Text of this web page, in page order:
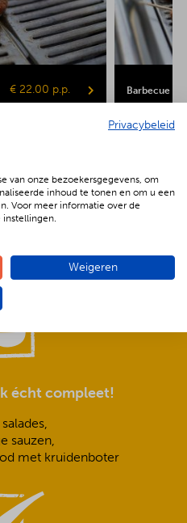
€ 22.00 p.p. Barbecue
Gepofte
BBQenzo.nl
écht compleet!
sauzen,
met kruidenboter
Privacybeleid
van onze bezoekersgegevens, om
inhoud te tonen en om u een
Voor meer informatie over de
instellingen.
Weigeren